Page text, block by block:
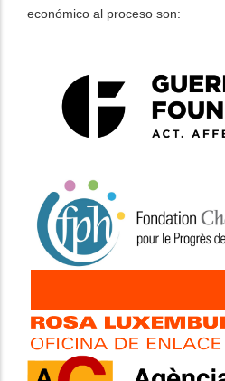
económico al proceso son: